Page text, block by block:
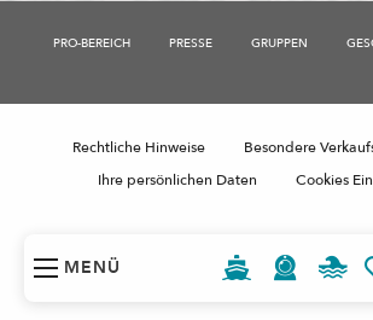
MENÜ
PRO-BEREICH PRESSE GRUPPEN
Rechtliche Hinweise
Besondere
Ihre persönlichen Daten
Cookies